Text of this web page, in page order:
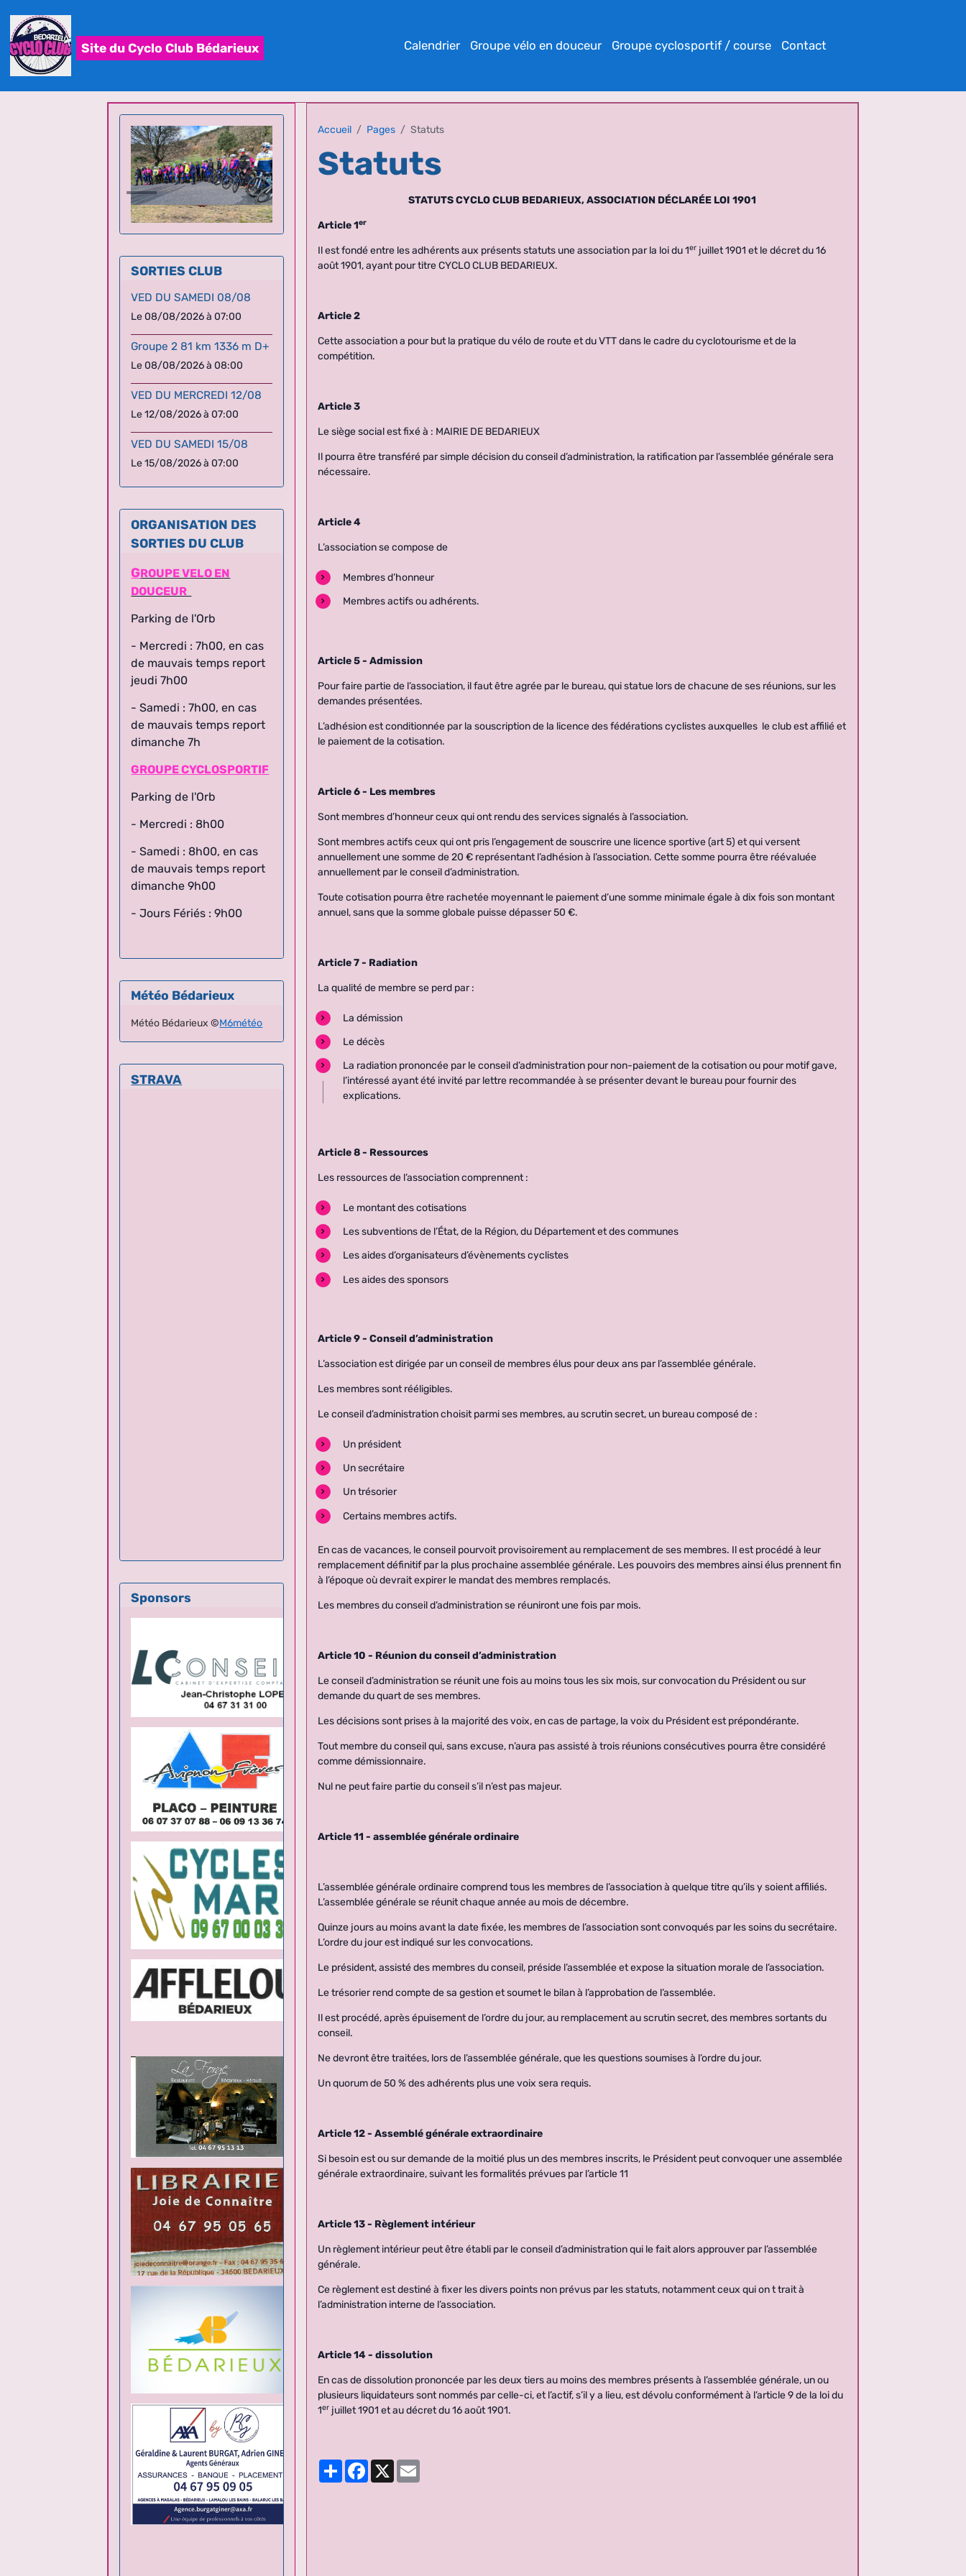
Site du Cyclo Club Bédarieux Calendrier Groupe vélo en douceur Groupe cyclosportif / course Contact
Accueil Pages Statuts
Statuts
STATUTS CYCLO CLUB BEDARIEUX, ASSOCIATION DÉCLARÉE LOI 1901
Article 1er
Il est fondé entre les adhérents aux présents statuts une association par la loi du 1er juillet 1901 et le décret du 16
août 1901, ayant pour titre CYCLO CLUB BEDARIEUX.
Article 2
Cette association a pour but la pratique du vélo de route et du VTT dans le cadre du cyclotourisme et de la
compétition.
Article 3
Le siège social est fixé à : MAIRIE DE BEDARIEUX
Il pourra être transféré par simple décision du conseil d’administration, la ratification par l’assemblée générale sera
nécessaire.
Article 4
L’association se compose de
Membres d’honneur
Membres actifs ou adhérents.
Article 5 - Admission
Pour faire partie de l’association, il faut être agrée par le bureau, qui statue lors de chacune de ses réunions, sur les
demandes présentées.
L’adhésion est conditionnée par la souscription de la licence des fédérations cyclistes auxquelles le club est affilié et
le paiement de la cotisation.
Article 6 - Les membres
Sont membres d’honneur ceux qui ont rendu des services signalés à l’association.
Sont membres actifs ceux qui ont pris l’engagement de souscrire une licence sportive (art 5) et qui versent
annuellement une somme de 20 € représentant l’adhésion à l’association. Cette somme pourra être réévaluée
annuellement par le conseil d’administration.
Toute cotisation pourra être rachetée moyennant le paiement d’une somme minimale égale à dix fois son montant
annuel, sans que la somme globale puisse dépasser 50 €.
Article 7 - Radiation
La qualité de membre se perd par :
La démission
Le décès
La radiation prononcée par le conseil d’administration pour non-paiement de la cotisation ou pour motif gave,
l’intéressé ayant été invité par lettre recommandée à se présenter devant le bureau pour fournir des
explications.
Article 8 - Ressources
Les ressources de l’association comprennent :
Le montant des cotisations
Les subventions de l’État, de la Région, du Département et des communes
Les aides d’organisateurs d’évènements cyclistes
Les aides des sponsors
Article 9 - Conseil d’administration
L’association est dirigée par un conseil de membres élus pour deux ans par l’assemblée générale.
Les membres sont rééligibles.
Le conseil d’administration choisit parmi ses membres, au scrutin secret, un bureau composé de :
Un président
Un secrétaire
Un trésorier
Certains membres actifs.
En cas de vacances, le conseil pourvoit provisoirement au remplacement de ses membres. Il est procédé à leur
remplacement définitif par la plus prochaine assemblée générale. Les pouvoirs des membres ainsi élus prennent fin
à l’époque où devrait expirer le mandat des membres remplacés.
Les membres du conseil d’administration se réuniront une fois par mois.
Article 10 - Réunion du conseil d’administration
Le conseil d’administration se réunit une fois au moins tous les six mois, sur convocation du Président ou sur
demande du quart de ses membres.
Les décisions sont prises à la majorité des voix, en cas de partage, la voix du Président est prépondérante.
Tout membre du conseil qui, sans excuse, n’aura pas assisté à trois réunions consécutives pourra être considéré
comme démissionnaire.
Nul ne peut faire partie du conseil s’il n’est pas majeur.
Article 11 - assemblée générale ordinaire
L’assemblée générale ordinaire comprend tous les membres de l’association à quelque titre qu’ils y soient affiliés.
L’assemblée générale se réunit chaque année au mois de décembre.
Quinze jours au moins avant la date fixée, les membres de l’association sont convoqués par les soins du secrétaire.
L’ordre du jour est indiqué sur les convocations.
Le président, assisté des membres du conseil, préside l’assemblée et expose la situation morale de l’association.
Le trésorier rend compte de sa gestion et soumet le bilan à l’approbation de l’assemblée.
Il est procédé, après épuisement de l’ordre du jour, au remplacement au scrutin secret, des membres sortants du
conseil.
Ne devront être traitées, lors de l’assemblée générale, que les questions soumises à l’ordre du jour.
Un quorum de 50 % des adhérents plus une voix sera requis.
Article 12 - Assemblé générale extraordinaire
Si besoin est ou sur demande de la moitié plus un des membres inscrits, le Président peut convoquer une assemblée
générale extraordinaire, suivant les formalités prévues par l’article 11
Article 13 - Règlement intérieur
Un règlement intérieur peut être établi par le conseil d’administration qui le fait alors approuver par l’assemblée
générale.
Ce règlement est destiné à fixer les divers points non prévus par les statuts, notamment ceux qui on t trait à
l’administration interne de l’association.
Article 14 - dissolution
En cas de dissolution prononcée par les deux tiers au moins des membres présents à l’assemblée générale, un ou
plusieurs liquidateurs sont nommés par celle-ci, et l’actif, s’il y a lieu, est dévolu conformément à l’article 9 de la loi du
1er juillet 1901 et au décret du 16 août 1901.
PartagerFacebook
X
SORTIES CLUB
VED DU SAMEDI 08/08
Le 08/08/2026à 07:00
Le 08/08/2026à 08:00
Le 12/08/2026 à 07:00
Le 15/08/2026 à 07:00
ORGANISATION DES
SORTIES DU CLUB
DOUCEUR
Parking de l'Orb
- Mercredi : 7h00, en cas
de mauvais temps report
jeudi 7h00
- Samedi : 7h00, en cas
de mauvais temps report
dimanche 7h
Parking de l'Orb
- Mercredi : 8h00
de mauvais temps report
dimanche 9h00
Météo Bédarieux
STRAVA
Sponsors